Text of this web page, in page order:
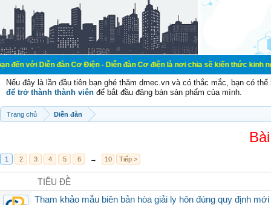
đàn Cơ Điện - Diễn đàn Cơ điện là nơi chia sẽ kiến thức kinh nghiệm
Nếu đây là lần đầu tiên bạn ghé thăm dmec.vn và có thắc mắc, bạn có
để trở thành thành viên để bắt đầu đăng bán sản phẩm của mình.
Trang chủ Diễn đàn
1 2 3 4 5 6 → 10 Tiếp >
TIÊU ĐỀ
Tham khảo mẫu biên bản hòa giải ly hôn đúng quy định mới